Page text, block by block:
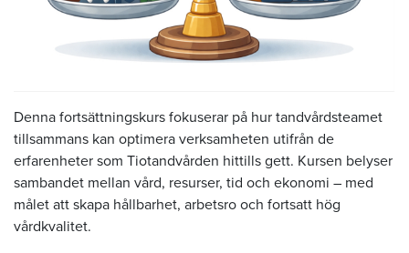
Denna fortsättningskurs fokuserar på hur tandvårdsteamet
tillsammans kan optimera verksamheten utifrån de
erfarenheter som Tiotandvården hittills gett. Kursen belyser
sambandet mellan vård, resurser, tid och ekonomi – med
målet att skapa hållbarhet, arbetsro och fortsatt hög
vårdkvalitet.